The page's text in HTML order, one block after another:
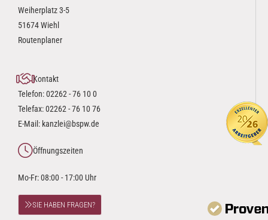
Weiherplatz 3-5
51674 Wiehl
Routenplaner
Kontakt
Telefon:02262 - 76 10 0
Telefax: 02262 - 76 10 76
E-Mail: kanzlei@bspw.de
Öffnungszeiten
Mo-Fr: 08:00 - 17:00 Uhr
SIE HABEN FRAGEN?